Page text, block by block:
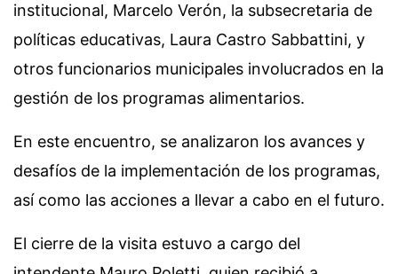
institucional, Marcelo Verón, la subsecretaria de
políticas educativas, Laura Castro Sabbattini, y
otros funcionarios municipales involucrados en la
gestión de los programas alimentarios.
En este encuentro, se analizaron los avances y
desafíos de la implementación de los programas,
así como las acciones a llevar a cabo en el futuro.
El cierre de la visita estuvo a cargo del